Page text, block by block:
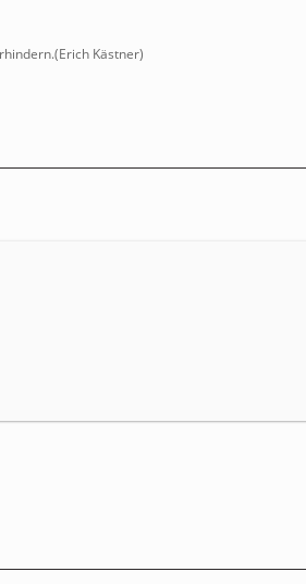
Kästner)